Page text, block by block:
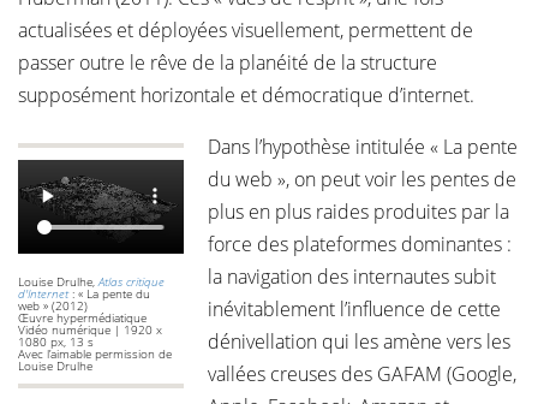
actualisées et déployées visuellement, permettent de
passer outre le rêve de la planéité de la structure
supposément horizontale et démocratique d’internet.
Louise Drulhe, Atlas critique
d'Internet : « La pente du
web » (2012)
Œuvre hypermédiatique
Vidéo numérique | 1920 x
1080 px, 13 s
Avec l’aimable permission de
Louise Drulhe
Dans l’hypothèse intitulée « La pente
du web », on peut voir les pentes de
plus en plus raides produites par la
force des plateformes dominantes :
la navigation des internautes subit
inévitablement l’influence de cette
dénivellation qui les amène vers les
vallées creuses des GAFAM (Google,